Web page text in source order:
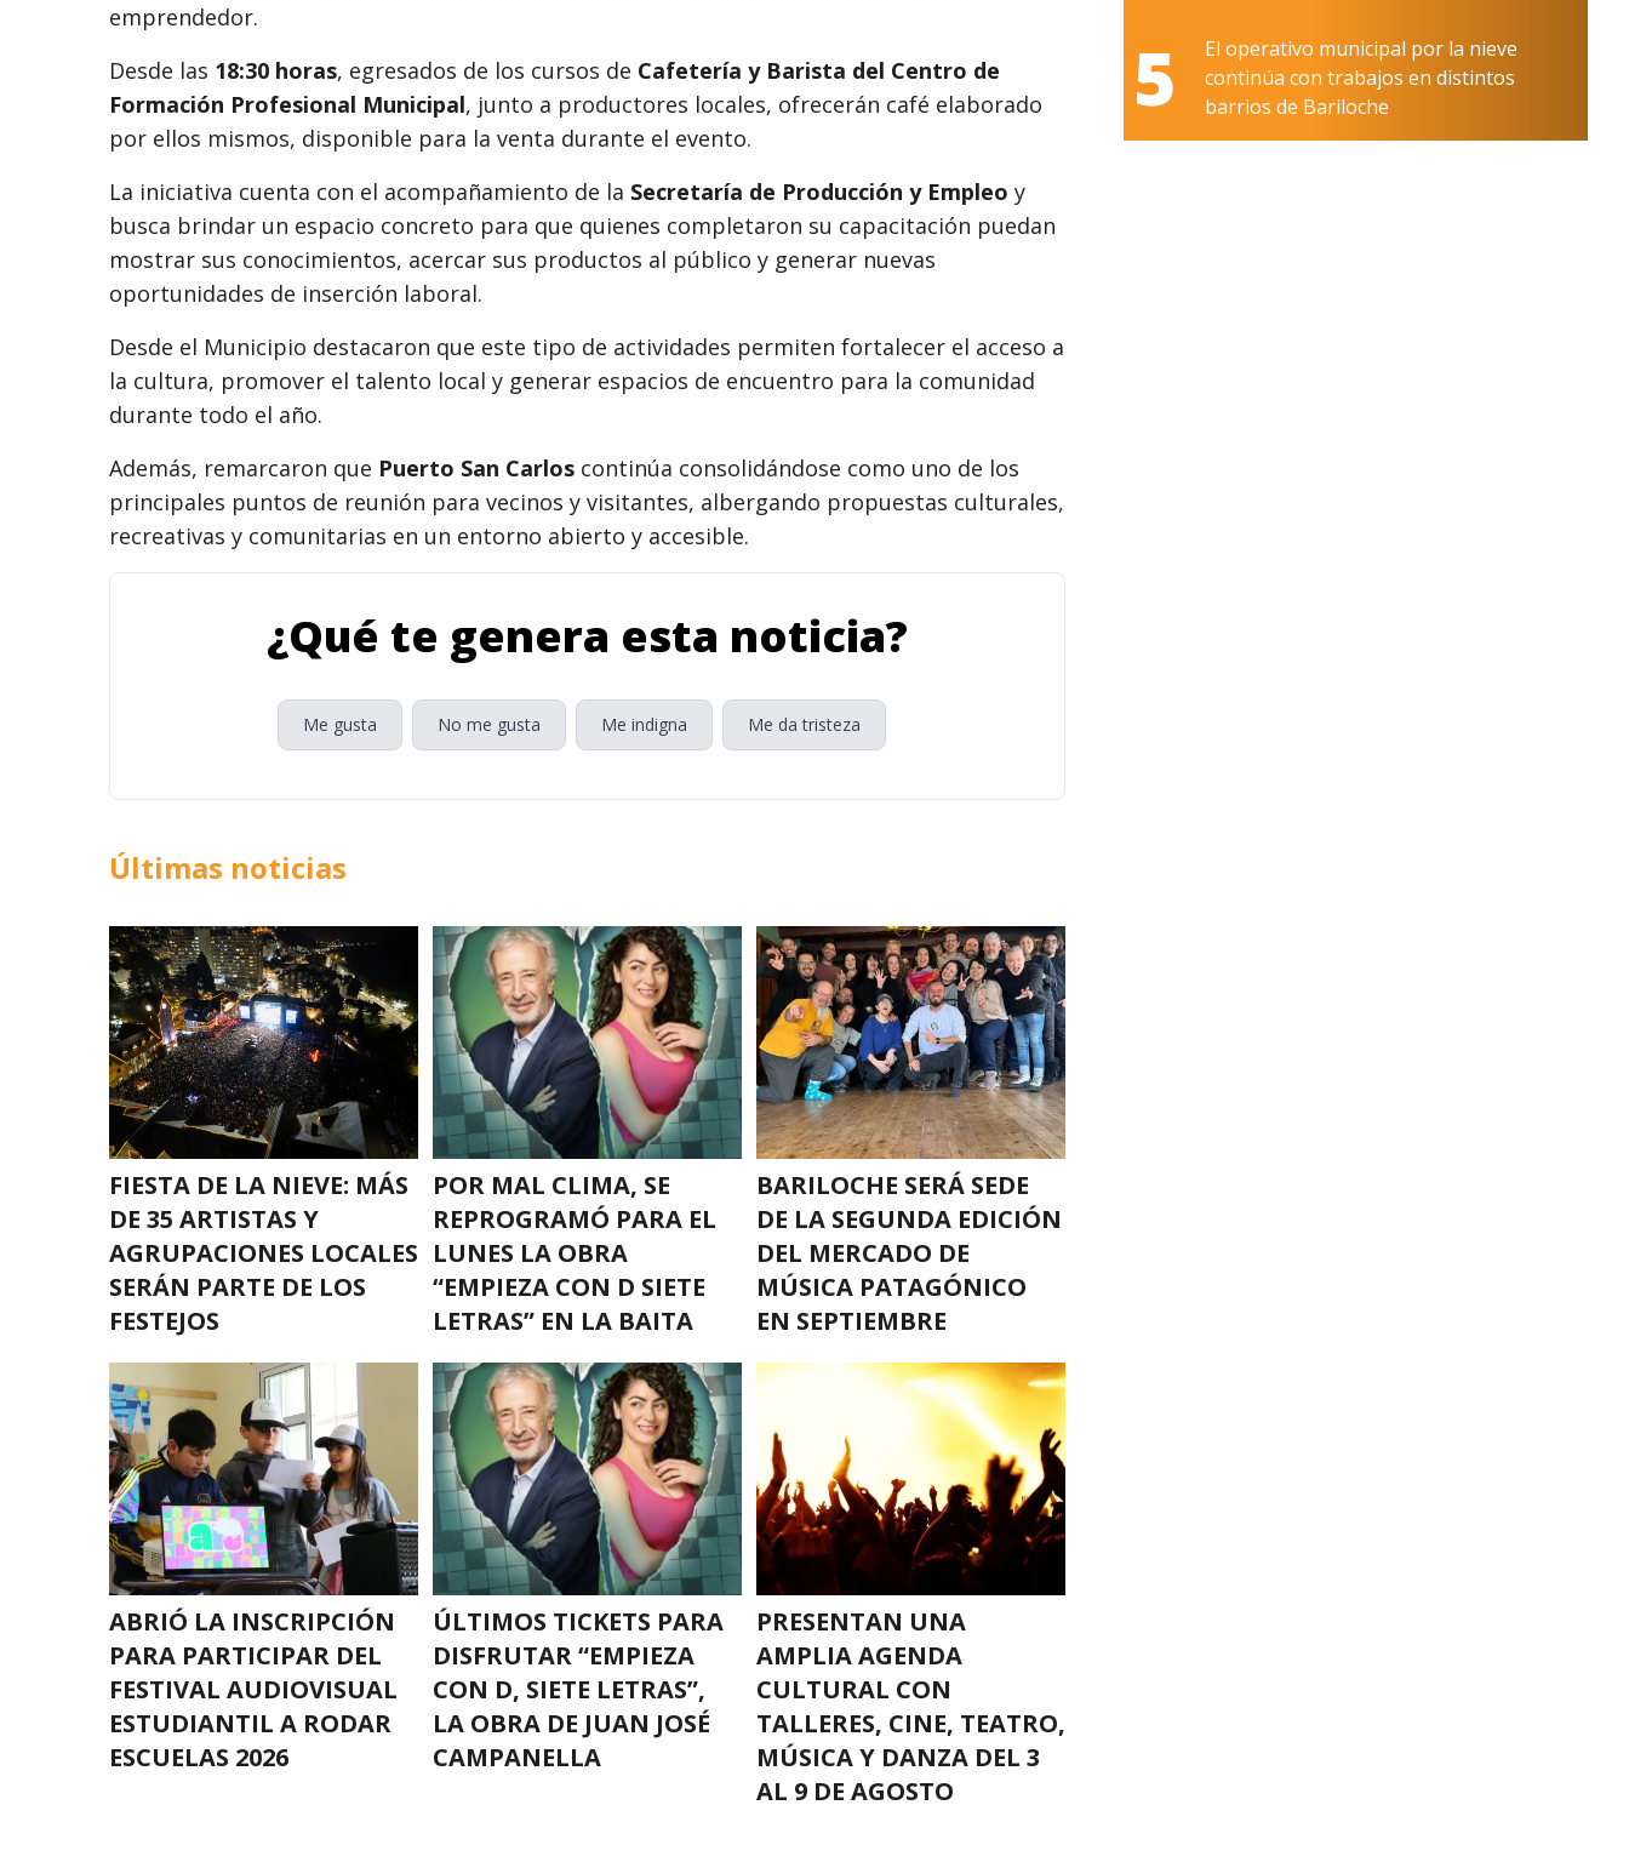
emprendedor.
Desde las 18:30 horas, egresados de los cursos de Cafetería y Barista del Centro de
Formación Profesional Municipal, junto a productores locales, ofrecerán café elaborado
por ellos mismos, disponible para la venta durante el evento.
La iniciativa cuenta con el acompañamiento de la Secretaría de Producción y Empleo y
busca brindar un espacio concreto para que quienes completaron su capacitación puedan
mostrar sus conocimientos, acercar sus productos al público y generar nuevas
oportunidades de inserción laboral.
Desde el Municipio destacaron que este tipo de actividades permiten fortalecer el acceso a
la cultura, promover el talento local y generar espacios de encuentro para la comunidad
durante todo el año.
Además, remarcaron que Puerto San Carloscontinúa consolidándose como uno de los
principales puntos de reunión para vecinos y visitantes, albergando propuestas culturales,
recreativas y comunitarias en un entorno abierto y accesible.
¿Qué te genera esta noticia?
Me gusta No me gusta Me indigna Me da tristeza
Últimas noticias
FIESTA DE LA NIEVE: MÁS
DE 35 ARTISTAS Y
AGRUPACIONES LOCALES
SERÁN PARTE DE LOS
FESTEJOS
POR MAL CLIMA, SE
REPROGRAMÓ PARA EL
LUNES LA OBRA
“EMPIEZA CON D SIETE
LETRAS” EN LA BAITA
BARILOCHE SERÁ SEDE
DE LA SEGUNDA EDICIÓN
DEL MERCADO DE
MÚSICA PATAGÓNICO
EN SEPTIEMBRE
ABRIÓ LA INSCRIPCIÓN
PARA PARTICIPAR DEL
FESTIVAL AUDIOVISUAL
ESTUDIANTIL A RODAR
ESCUELAS 2026
ÚLTIMOS TICKETS PARA
DISFRUTAR “EMPIEZA
CON D, SIETE LETRAS”,
LA OBRA DE JUAN JOSÉ
CAMPANELLA
PRESENTAN UNA
AMPLIA AGENDA
CULTURAL CON
TALLERES, CINE, TEATRO,
MÚSICA Y DANZA DEL 3
AL 9 DE AGOSTO
5
El operativo municipal por la nieve
continúa con trabajos en distintos
barrios de Bariloche